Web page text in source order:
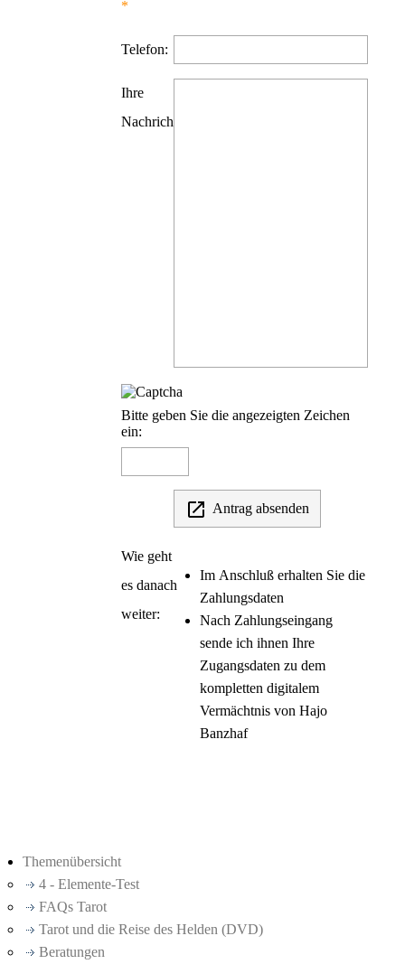
Telefon:
Ihre
Nachricht:
Bitte geben Sie die angezeigten Zeichen
ein:
 Antrag absenden
Wie geht
es danach
weiter:
Im Anschluß erhalten Sie die
Zahlungsdaten
Nach Zahlungseingang
sende ich ihnen Ihre
Zugangsdaten zu dem
kompletten digitalem
Vermächtnis von Hajo
Banzhaf
Themenübersicht
4 - Elemente-Test
FAQs Tarot
Tarot und die Reise des Helden (DVD)
Beratungen